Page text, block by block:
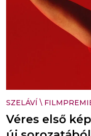
SZELÁVÍ \
Véres első